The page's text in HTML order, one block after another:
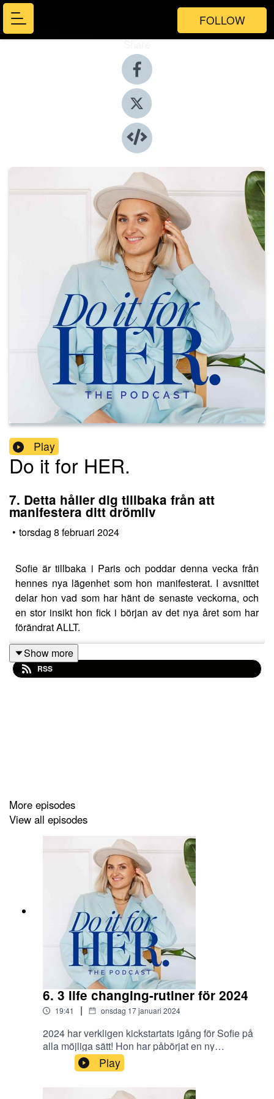
FOLLOW
Share
Play
Do it for HER.
7. Detta håller dig tillbaka från att
manifestera ditt drömliv
• torsdag 8 februari 2024
Sofie är tillbaka i Paris och poddar denna vecka från
hennes nya lägenhet som hon manifesterat. I avsnittet
delar hon vad som har hänt de senaste veckorna, och
en stor insikt hon fick i början av det nya året som har
förändrat ALLT.
Connecta med Sofie:
Show more
RSS
More episodes
View all episodes
6. 3 life changing-rutiner för 2024
19:41 | onsdag 17 januari 2024
2024 har verkligen kickstartats igång för Sofie på
alla möjliga sätt! Hon har påbörjat en ny
utbildning (life changing!) och implementerat
några nya rutiner som redan har gett stora
resultat, mot hennes drömmar och Future
Play